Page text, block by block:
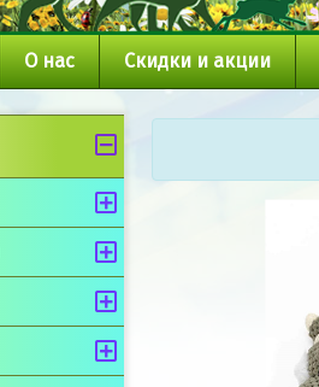
О нас Скидки и акции